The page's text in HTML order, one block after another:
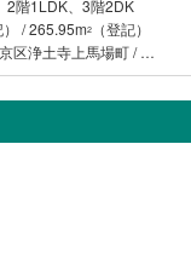
2階1LDK、3階2DK
） / 265.95m2
（登記）
京都府京都市左京区浄土寺上馬場町 / 京阪鴨東線 「出町柳」駅 徒歩26分